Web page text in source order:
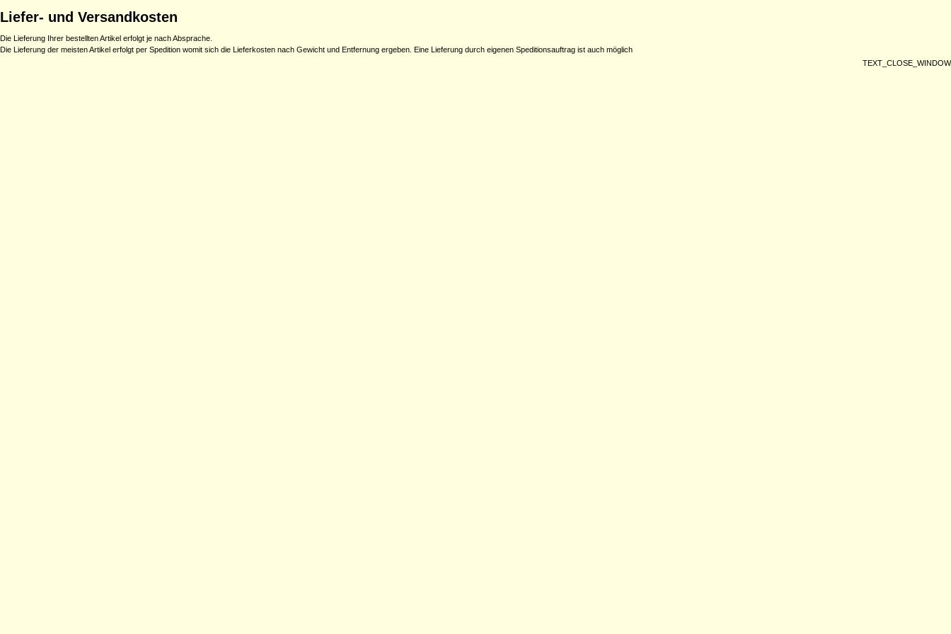
Liefer- und Versandkosten
Die Lieferung Ihrer bestellten Artikel erfolgt je nach Absprache.
Die Lieferung der meisten Artikel erfolgt per Spedition womit sich die Lieferkosten nach Gewicht und Entfernung ergeben. Eine Lieferung durch eigenen Speditionsauftrag ist auch möglich
TEXT_CLOSE_WINDOW